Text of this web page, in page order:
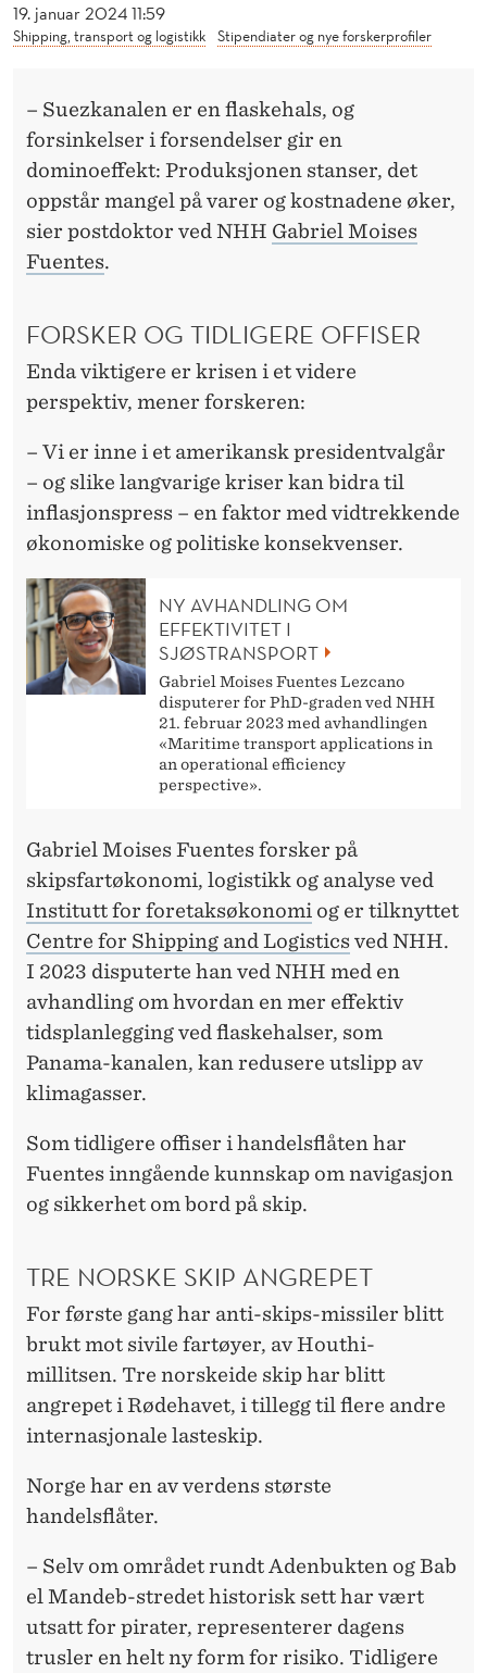
D19. januar 2024 11:59
Shipping, transport og logistikk Stipendiater og nye forskerprofiler
– Suezkanalen er en flaskehals, og
forsinkelser i forsendelser gir en
dominoeffekt: Produksjonen stanser, det
oppstår mangel på varer og kostnadene øker,
sier postdoktor ved NHH Gabriel Moises
Fuentes.
FORSKER OG TIDLIGERE OFFISER
Enda viktigere er krisen i et videre
perspektiv, mener forskeren:
– Vi er inne i et amerikansk presidentvalgår
– og slike langvarige kriser kan bidra til
inflasjonspress – en faktor med vidtrekkende
økonomiske og politiske konsekvenser.
NY AVHANDLING OM
EFFEKTIVITET I
SJØSTRANSPORT
Gabriel Moises Fuentes Lezcano
disputerer for PhD-graden ved NHH
21. februar 2023 med avhandlingen
«Maritime transport applications in
an operational efficiency
perspective».
Gabriel Moises Fuentes forsker på
skipsfartøkonomi, logistikk og analyse ved
Institutt for foretaksøkonomi og er tilknyttet
Centre for Shipping and Logisticsved NHH.
I 2023 disputerte han ved NHH med en
avhandling om hvordan en mer effektiv
tidsplanlegging ved flaskehalser, som
Panama-kanalen, kan redusere utslipp av
klimagasser.
Som tidligere offiser i handelsflåten har
Fuentes inngående kunnskap om navigasjon
og sikkerhet om bord på skip.
TRE NORSKE SKIP ANGREPET
For første gang har anti-skips-missiler blitt
brukt mot sivile fartøyer, av Houthi-
millitsen. Tre norskeide skip har blitt
angrepet i Rødehavet, i tillegg til flere andre
internasjonale lasteskip.
Norge har en av verdens største
handelsflåter.
– Selv om området rundt Adenbukten og Bab
el Mandeb-stredet historisk sett har vært
utsatt for pirater, representerer dagens
trusler en helt ny form for risiko. Tidligere